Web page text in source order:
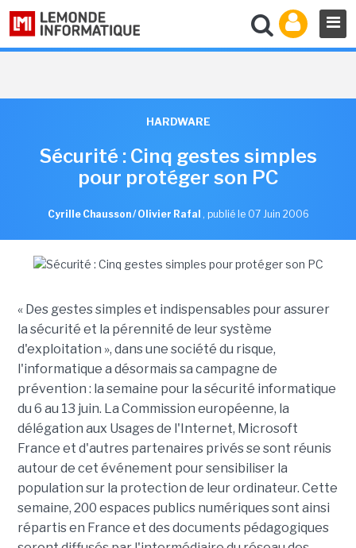
HARDWARE
Sécurité : Cinq gestes simples
pour protéger son PC
Cyrille Chausson / Olivier Rafal , publié le 07 Juin 2006
« Des gestes simples et indispensables pour assurer
la sécurité et la pérennité de leur système
d'exploitation », dans une société du risque,
l'informatique a désormais sa campagne de
prévention : la semaine pour la sécurité informatique
du 6 au 13 juin. La Commission européenne, la
délégation aux Usages de l'Internet, Microsoft
France et d'autres partenaires privés se sont réunis
autour de cet événement pour sensibiliser la
population sur la protection de leur ordinateur. Cette
semaine, 200 espaces publics numériques sont ainsi
répartis en France et des documents pédagogiques